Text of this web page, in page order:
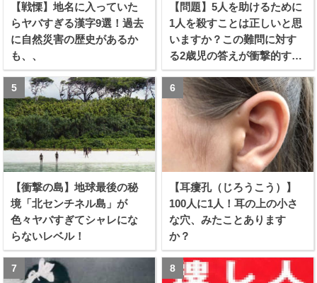
【戦慄】地名に入っていた
らヤバすぎる漢字9選！過去
に自然災害の歴史があるか
も、、
【問題】5人を助けるために
1人を殺すことは正しいと思
いますか？この難問に対す
る2歳児の答えが衝撃的すぎ
る！！
【衝撃の島】地球最後の秘
境「北センチネル島」が
色々ヤバすぎてシャレにな
らないレベル！
【耳瘻孔（じろうこう）】
100人に1人！耳の上の小さ
な穴、みたことあります
か？